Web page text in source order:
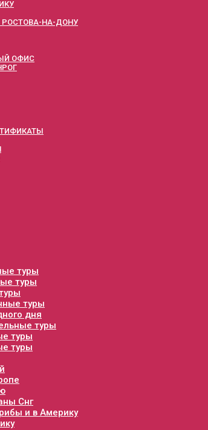
РОСТОВА-НА-ДОНУ
ОФИС
туры
туры
туры
дня
туры
туры
туры
Снг
и в Америку